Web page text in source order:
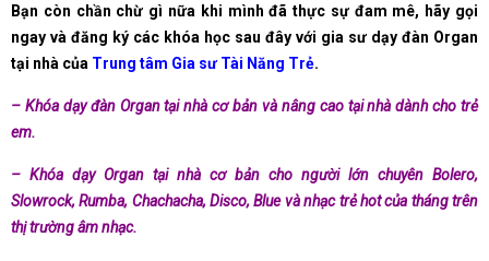
Bạn còn chần chừ gì nữa khi mình đã thực sự đam mê, hãy gọi
ngay và đăng ký các khóa học sau đây với gia sư dạy đàn Organ
tại nhà của Trung tâm Gia sư Tài Năng Trẻ.
– Khóa dạy đàn Organ tại nhà cơ bản và nâng cao tại nhà dành cho trẻ
em.
– Khóa dạy Organ tại nhà cơ bản cho người lớn chuyên Bolero,
Slowrock, Rumba, Chachacha, Disco, Blue và nhạc trẻ hot của tháng trên
thị trường âm nhạc.